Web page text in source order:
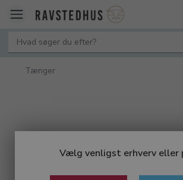
Vælg venligst erhverv eller
Tænger